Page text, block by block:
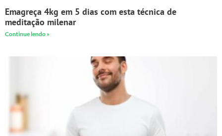
Emagreça 4kg em 5 dias com esta técnica de
meditação milenar
Continue lendo »